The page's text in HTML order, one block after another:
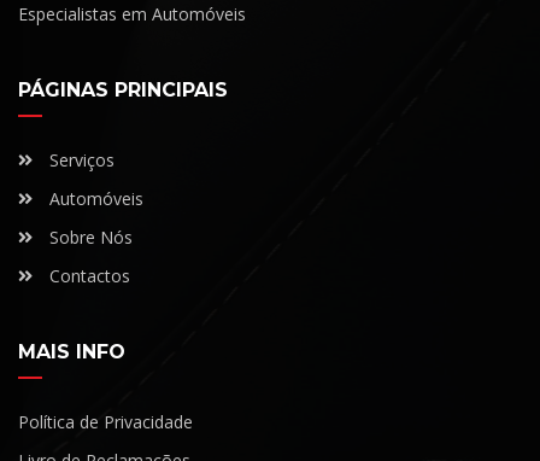
Especialistas em Automóveis
PÁGINAS PRINCIPAIS
Serviços
Automóveis
Sobre Nós
Contactos
MAIS INFO
Política de Privacidade